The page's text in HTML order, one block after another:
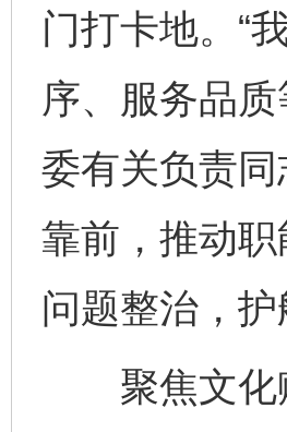
门打卡地。“
序、服务品
委有关负责
靠前，推动
问题整治，
聚焦文化